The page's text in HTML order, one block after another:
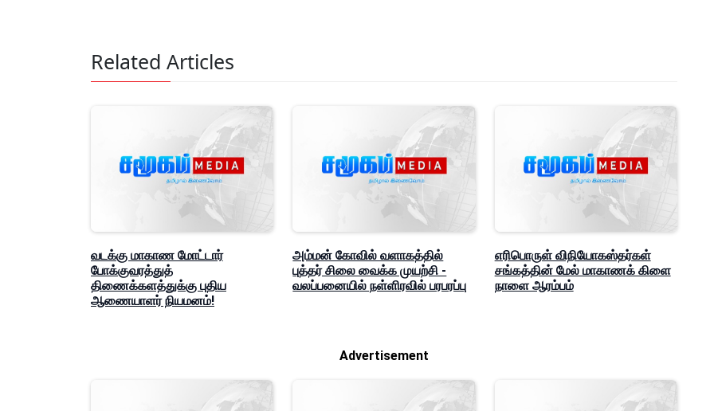
Related Articles
வடக்கு மாகாண மோட்டார்
போக்குவரத்துத்
திணைக்களத்துக்கு புதிய
ஆணையாளர் நியமனம்!
அம்மன் கோவில் வளாகத்தில்
புத்தர் சிலை வைக்க முயற்சி -
வலப்பனையில் நள்ளிரவில் பரபரப்பு
எரிபொருள் விநியோகஸ்தர்கள்
சங்கத்தின் மேல் மாகாணக் கிளை
நாளை ஆரம்பம்
Advertisement